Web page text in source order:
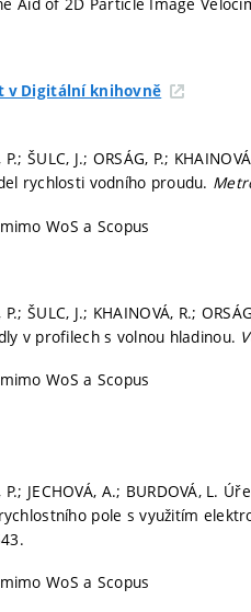
v Digitální knihovně
P.; ŠULC, J.; ORSÁG, P.;
rychlosti vodního proudu.
WoS a Scopus
P.; ŠULC, J.; KHAINOVÁ, R.;
v profilech s volnou hladinou.
WoS a Scopus
P.; JECHOVÁ, A.; BURDOVÁ,
pole s využitím
WoS a Scopus